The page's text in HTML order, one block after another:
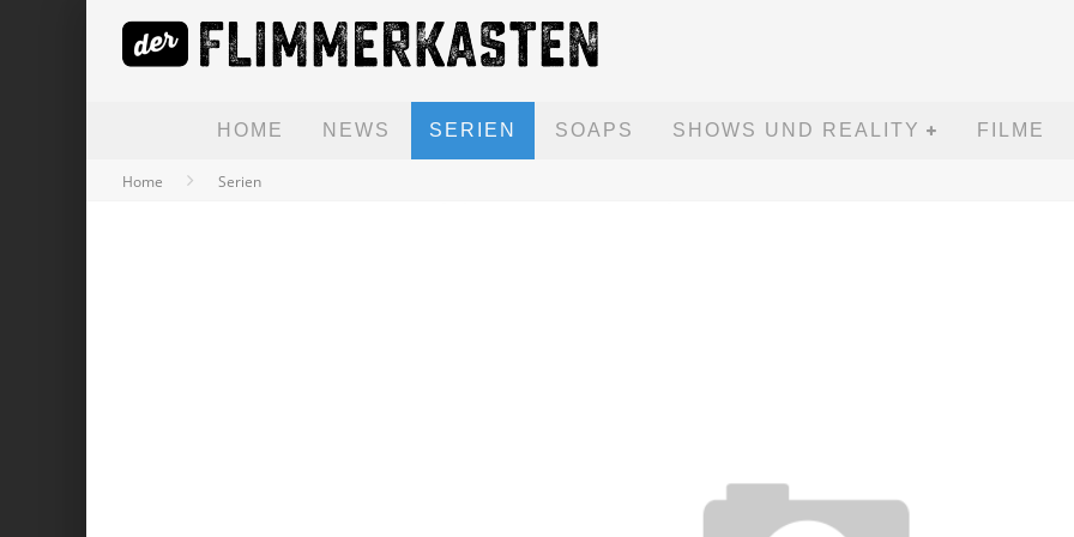
HOME NEWS SERIEN SOAPS SHOWS UND REALITY FILME
Home Serien